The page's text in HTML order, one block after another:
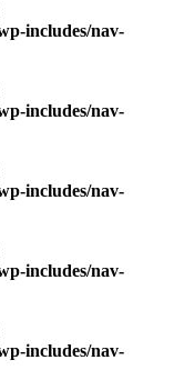
includes/nav-
includes/nav-
includes/nav-
includes/nav-
includes/nav-